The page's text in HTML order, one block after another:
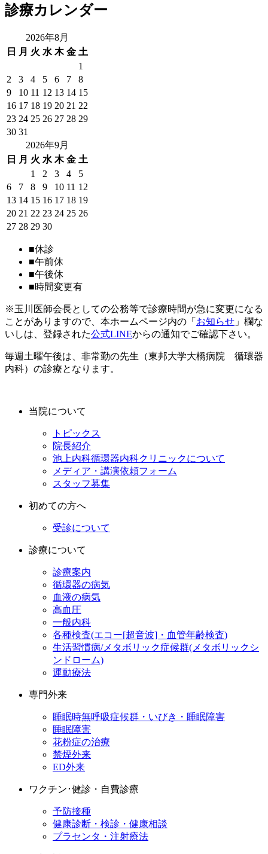
診療カレンダー
2026年8月
日
月 火 水 木 金 土
1
2
3 4 5 6 7
8
9
10 11 12 13 14 15
16 17 18 19 20 21 22
23 24 25 26 27 28 29
30 31
2026年9月
日
月 火 水 木 金 土
1
2 3 4
5
6
7 8 9 10 11 12
13 14 15 16 17 18 19
20 21 22 23 24 25 26
27 28 29 30
■休診
■午前休
■午後休
■時間変更有
※玉川医師会長としての公務等で診療時間が急に変更になる
ことがありますので、本ホームページ内の「 お知らせ 」欄な
いしは、登録された公式LINEからの通知でご確認下さい。
毎週土曜午後は、非常勤の先生（東邦大学大橋病院 循環器
内科）の診療となります。
当院について
トピックス
院長紹介
池上内科循環器内科クリニックについて
メディア・講演依頼フォーム
スタッフ募集
初めての方へ
受診について
診療について
診療案内
循環器の病気
血液の病気
高血圧
一般内科
各種検査(エコー[超音波]・血管年齢検査)
生活習慣病/メタボリック症候群(メタボリックシ
ンドローム)
運動療法
専門外来
睡眠時無呼吸症候群・いびき・睡眠障害
睡眠障害
花粉症の治療
禁煙外来
ED外来
ワクチン･健診・自費診療
予防接種
健康診断・検診・健康相談
プラセンタ・注射療法